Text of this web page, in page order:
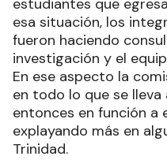
estudiantes que
esa situación, los
fueron haciendo
investigación y el
En ese aspecto la
en todo lo que se
entonces en función a
explayando más en
Trinidad.